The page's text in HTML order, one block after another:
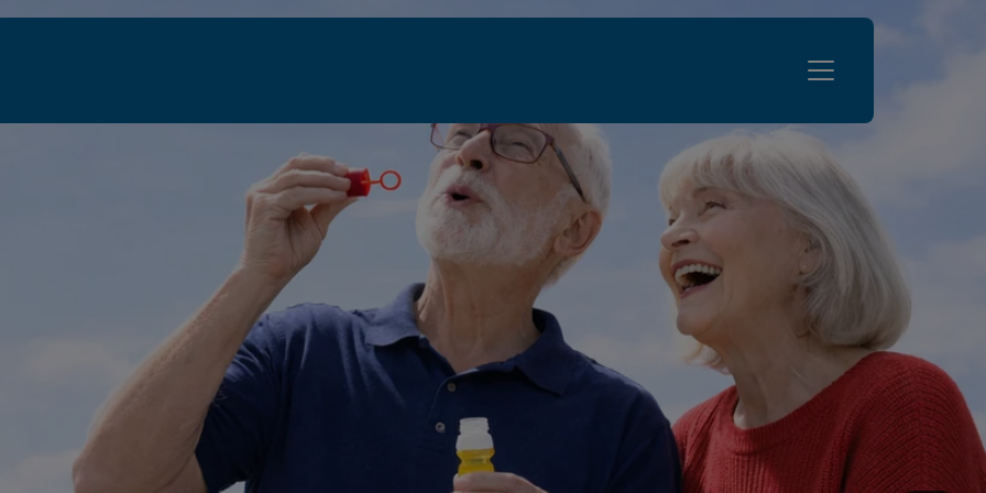
Lungenfibrose
Leben mit Lungenfibrose
Regionalgruppen
Verein
Services
Intern